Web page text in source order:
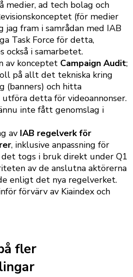
medier, ad tech bolag och
(för medier
jag fram i samrådan med IAB
Task Force för detta,
också i samarbetet.
av konceptet Campaign Audit;
på allt det tekniska kring
(banners) och hitta
detta för videoannonser.
inte fått genomslag i
av IAB regelverk för
, inklusive anpassning för
togs i bruk direkt under Q1
av de anslutna aktörerna
enligt det nya regelverket.
förvärv av Kiaindex och
fler